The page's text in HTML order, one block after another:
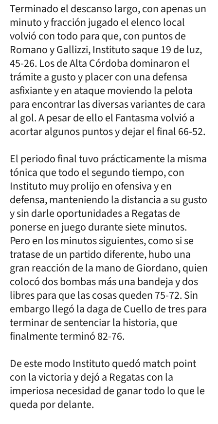
Terminado el descanso largo, con apenas un
minuto y fracción jugado el elenco local
volvió con todo para que, con puntos de
Romano y Gallizzi, Instituto saque 19 de luz,
45-26. Los de Alta Córdoba dominaron el
trámite a gusto y placer con una defensa
asfixiante y en ataque moviendo la pelota
para encontrar las diversas variantes de cara
al gol. A pesar de ello el Fantasma volvió a
acortar algunos puntos y dejar el final 66-52.
El periodo final tuvo prácticamente la misma
tónica que todo el segundo tiempo, con
Instituto muy prolijo en ofensiva y en
defensa, manteniendo la distancia a su gusto
y sin darle oportunidades a Regatas de
ponerse en juego durante siete minutos.
Pero en los minutos siguientes, como si se
tratase de un partido diferente, hubo una
gran reacción de la mano de Giordano, quien
colocó dos bombas más una bandeja y dos
libres para que las cosas queden 75-72. Sin
embargo llegó la daga de Cuello de tres para
terminar de sentenciar la historia, que
finalmente terminó 82-76.
De este modo Instituto quedó match point
con la victoria y dejó a Regatas con la
imperiosa necesidad de ganar todo lo que le
queda por delante.